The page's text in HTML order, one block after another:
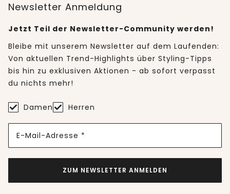
Newsletter Anmeldung
Jetzt Teil der Newsletter-Community werden!
Bleibe mit unserem Newsletter auf dem Laufenden:
Von aktuellen Trend-Highlights über Styling-Tipps
bis hin zu exklusiven Aktionen - ab sofort verpasst
du nichts mehr!
Damen Herren
E-Mail-Adresse *
ZUM NEWSLETTER ANMELDEN